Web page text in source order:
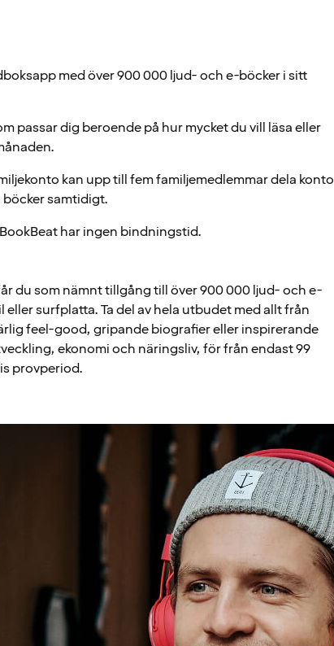
med över 900 000 ljud- och e-böcker i sitt
passar dig beroende på hur mycket du vill läsa eller
kan upp till fem familjemedlemmar dela konto
böcker samtidigt.
har ingen bindningstid.
du som nämnt tillgång till över 900 000 ljud- och e-
eller surfplatta. Ta del av hela utbudet med allt från
feel-good, gripande biografier eller inspirerande
ekonomi och näringsliv, för från endast 99
provperiod.